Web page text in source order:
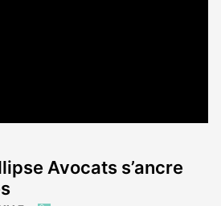
Avocats s’ancre